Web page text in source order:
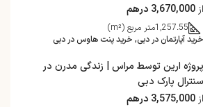
از 3,670,000 درهم
1,257.55متر مربع (m²)
خرید آپارتمان در دبی, خرید پنت هاوس در دبی
پروژه ارین توسط مراس | زندگی مدرن در
سنترال پارک دبی
از 3,575,000 درهم